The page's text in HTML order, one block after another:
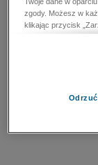
zgody. Możesz w
klikając przycisk
cookies" na dole
zapobiegania
przetwarzaniu